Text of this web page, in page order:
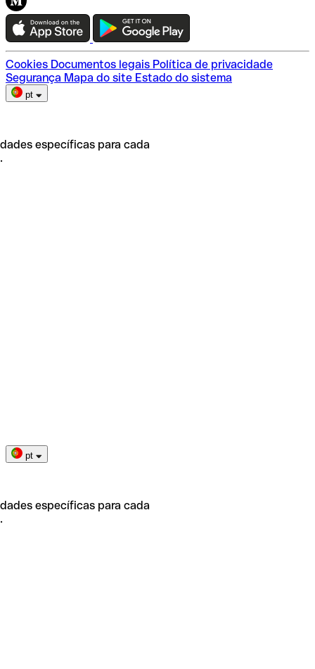
Teste a Qonto
Escolha do plano
Cookies Documentos legais Política de privacidade
Segurança Mapa do site Estado do sistema
pt
específicas para cada
pt
específicas para cada